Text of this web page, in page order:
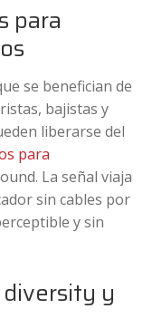
para
se benefician de
bajistas y
liberarse del
para
La señal viaja
sin cables por
y sin
y